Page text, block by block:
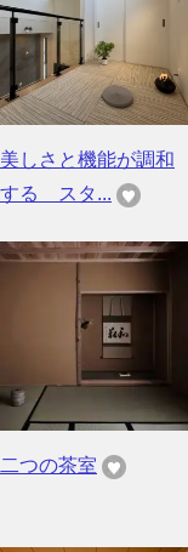
美しさと機能が調和
する スタ...
二つの茶室